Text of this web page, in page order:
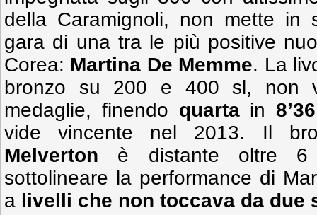
della Caramignoli, non mette in
gara di una tra le più positive
Corea: Martina De Memme. La
bronzo su 200 e 400 sl, non
medaglie, finendo quartain
vide vincente nel 2013. Il
Melverton è distante oltre
sottolineare la performance di
a livelli che non toccava da due